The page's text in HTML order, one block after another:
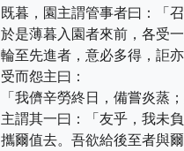
既暮，園主謂管事者曰：「
於是薄暮入園者來前，各受一
輪至先進者，意必多得，詎亦
受而怨主曰：
「我儕辛勞終日，備嘗炎蒸
主謂其一曰：「友乎，我未
攜爾值去。吾欲給後至者與